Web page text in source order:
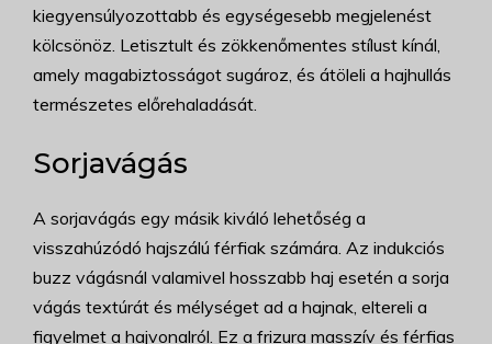
kiegyensúlyozottabb és egységesebb megjelenést
kölcsönöz. Letisztult és zökkenőmentes stílust kínál,
amely magabiztosságot sugároz, és átöleli a hajhullás
természetes előrehaladását.
Sorjavágás
A sorjavágás egy másik kiváló lehetőség a
visszahúzódó hajszálú férfiak számára. Az indukciós
buzz vágásnál valamivel hosszabb haj esetén a sorja
vágás textúrát és mélységet ad a hajnak, eltereli a
figyelmet a hajvonalról. Ez a frizura masszív és férfias